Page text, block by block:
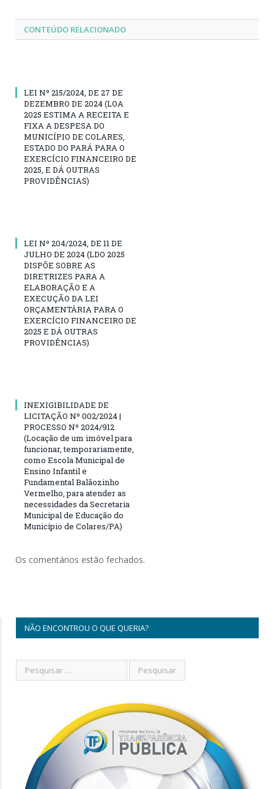
CONTEÚDO RELACIONADO
LEI Nº 215/2024, DE 27 DE
DEZEMBRO DE 2024 (LOA
2025 ESTIMA A RECEITA E
FIXA A DESPESA DO
MUNICÍPIO DE COLARES,
ESTADO DO PARÁ PARA O
EXERCÍCIO FINANCEIRO DE
2025, E DÁ OUTRAS
PROVIDÊNCIAS)
LEI Nº 204/2024, DE 11 DE
JULHO DE 2024 (LDO 2025
DISPÕE SOBRE AS
DIRETRIZES PARA A
ELABORAÇÃO E A
EXECUÇÃO DA LEI
ORÇAMENTÁRIA PARA O
EXERCÍCIO FINANCEIRO DE
2025 E DÁ OUTRAS
PROVIDÊNCIAS)
INEXIGIBILIDADE DE
LICITAÇÃO Nº 002/2024 |
PROCESSO Nº 2024/912
(Locação de um imóvel para
funcionar, temporariamente,
como Escola Municipal de
Ensino Infantil e
Fundamental Balãozinho
Vermelho, para atender as
necessidades da Secretaria
Municipal de Educação do
Município de Colares/PA)
Os comentários estão fechados.
NÃO ENCONTROU O QUE QUERIA?